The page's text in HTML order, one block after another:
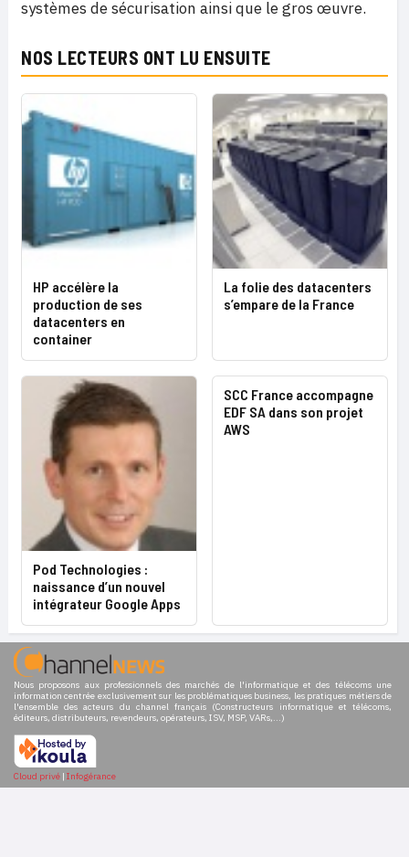
systèmes de sécurisation ainsi que le gros œuvre.
NOS LECTEURS ONT LU ENSUITE
HP accélère la
production de ses
datacenters en
container
La folie des datacenters
s’empare de la France
Pod Technologies :
naissance d’un nouvel
intégrateur Google Apps
SCC France accompagne
EDF SA dans son projet
AWS
Nous proposons aux professionnels des marchés de l'informatique et des télécoms une
information centrée exclusivement sur les problématiques business, les pratiques métiers de
l'ensemble des acteurs du channel français (Constructeurs informatique et télécoms,
éditeurs, distributeurs, revendeurs, opérateurs, ISV, MSP, VARs,...)
Cloud privé | Infogérance